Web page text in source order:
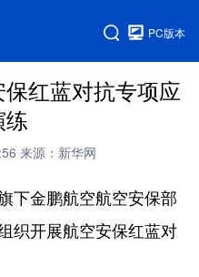
PC版本
红蓝对抗专项应
练
来源：新华网
金鹏航空航空安保部
织开展航空安保红蓝对